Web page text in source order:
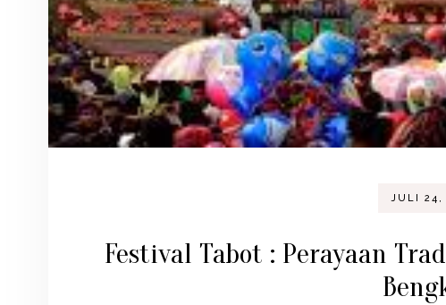
JULI 24,
Festival Tabot : Perayaan